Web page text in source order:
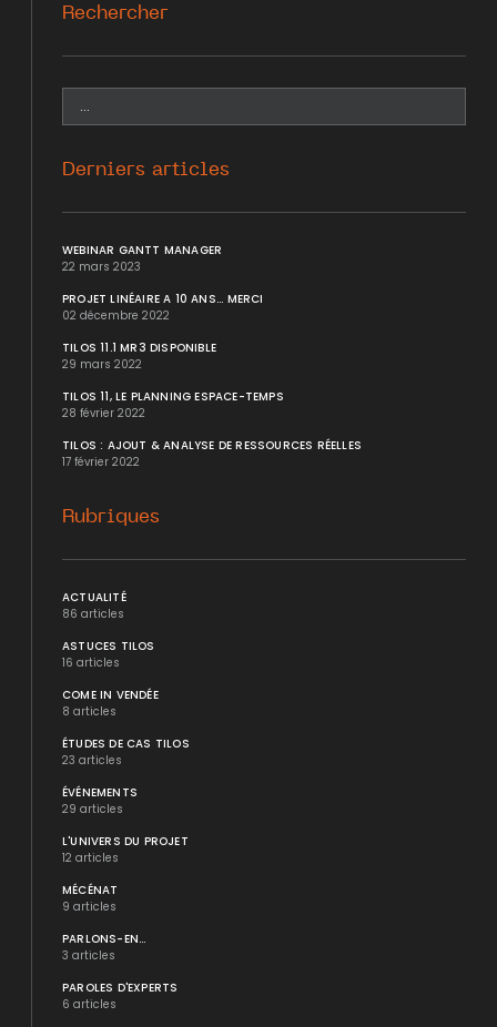
Rechercher
Derniers articles
WEBINAR GANTT MANAGER
22 mars 2023
PROJET LINÉAIRE A 10 ANS... MERCI
02 décembre 2022
TILOS 11.1 MR3 DISPONIBLE
29 mars 2022
TILOS 11, LE PLANNING ESPACE-TEMPS
28 février 2022
TILOS : AJOUT & ANALYSE DE RESSOURCES RÉELLES
17 février 2022
Rubriques
ACTUALITÉ
86 articles
ASTUCES TILOS
16 articles
COME IN VENDÉE
8 articles
ÉTUDES DE CAS TILOS
23 articles
ÉVÉNEMENTS
29 articles
L'UNIVERS DU PROJET
12 articles
MÉCÉNAT
9 articles
PARLONS-EN...
3 articles
PAROLES D'EXPERTS
6 articles